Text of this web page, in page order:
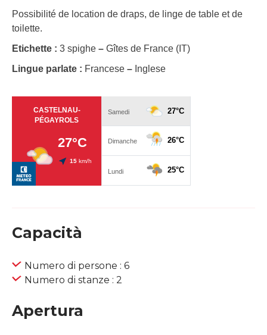
Possibilité de location de draps, de linge de table et de
toilette.
Etichette : 3 spighe – Gîtes de France (IT)
Lingue parlate : Francese – Inglese
Capacità
Numero di persone : 6
Numero di stanze : 2
Apertura